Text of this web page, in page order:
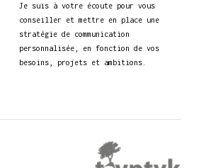
Je suis à votre écoute pour vous
conseiller et mettre en place une
stratégie de communication
personnalisée, en fonction de vos
besoins, projets et ambitions.